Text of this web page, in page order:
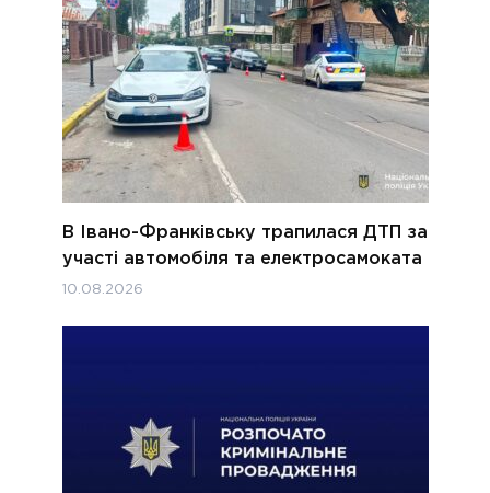
В Івано-Франківську трапилася ДТП за
участі автомобіля та електросамоката
10.08.2026